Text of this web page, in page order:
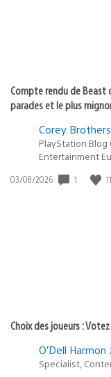
Compte rendu de Beast
parades et le plus
Corey
PlayStation
Entertainment
Date
03/08/2026 1 11
Choix des joueurs :
O’Dell Harmon
Specialist,